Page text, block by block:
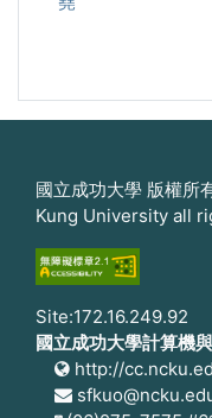
國立成功大學 版權
Kung University all
Site:172.16.249.92
國立成功大學計算機
http://